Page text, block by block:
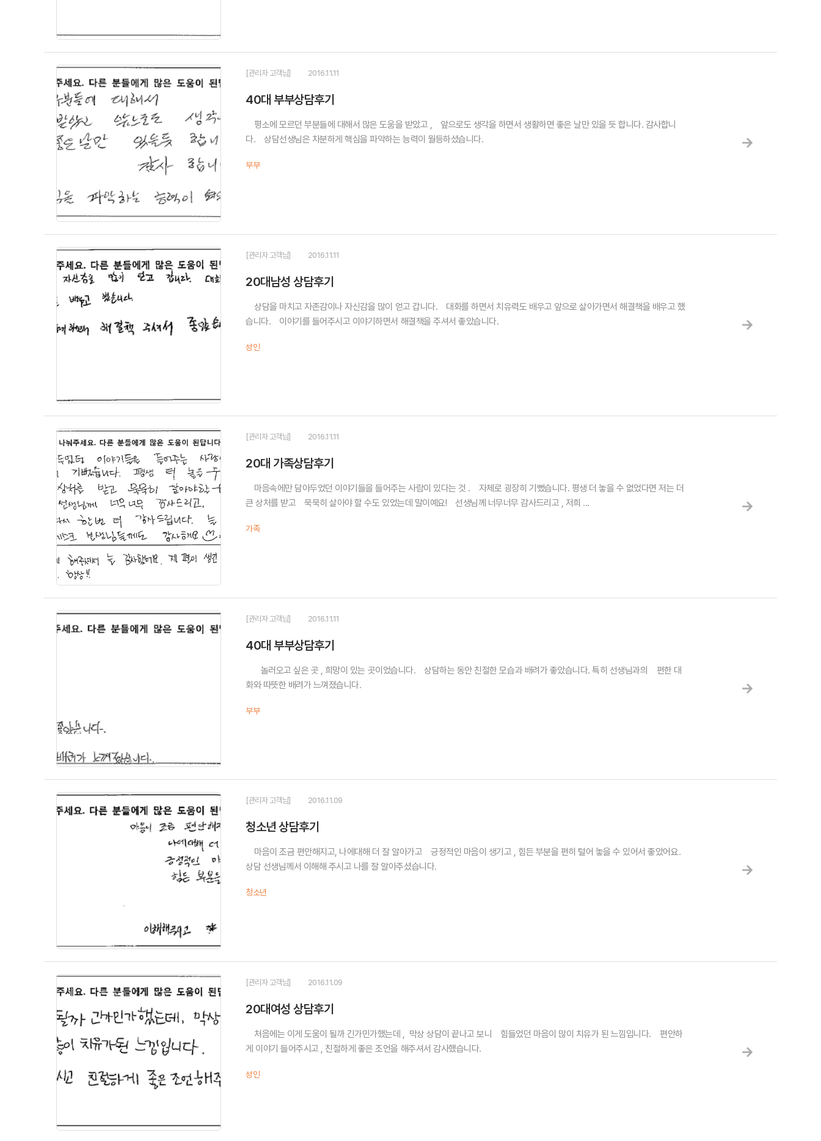
[관리자 고객님] 2016.11.11
40대 부부상담후기
평소에 모르던 부분들에 대해서 많은 도움을 받았고 , 앞으로도 생각을 하면서 생활하면 좋은 날만 있을 듯 합니다. 감사합니
다. 상담선생님은 차분하게 핵심을 파악하는 능력이 월등하셨습니다.
부부
[관리자 고객님] 2016.11.11
20대남성 상담후기
상담을 마치고 자존감이나 자신감을 많이 얻고 갑니다. 대화를 하면서 치유력도 배우고 앞으로 살아가면서 해결책을 배우고 했
습니다. 이야기를 들어주시고 이야기하면서 해결책을 주셔서 좋았습니다.
성인
[관리자 고객님] 2016.11.11
20대 가족상담후기
마음속에만 담아두었던 이야기들을 들어주는 사람이 있다는 것 . 자체로 굉장히 기뻤습니다. 평생 더 놓을 수 없었다면 저는 더
큰 상처를 받고 묵묵히 살아야 할 수도 있었는데 말이예요! 선생님께 너무너무 감사드리고 , 저희 ...
가족
[관리자 고객님] 2016.11.11
40대 부부상담후기
놀러오고 싶은 곳 , 희망이 있는 곳이었습니다. 상담하는 동안 친절한 모습과 배려가 좋았습니다. 특히 선생님과의 편한 대
화와 따뜻한 배려가 느껴졌습니다.
부부
[관리자 고객님] 2016.11.09
청소년 상담후기
마음이 조금 편안해지고, 나에대해 더 잘 알아가고 긍정적인 마음이 생기고 , 힘든 부분을 편히 털어 놓을 수 있어서 좋았어요.
상담 선생님께서 이해해 주시고 나를 잘 알아주셨습니다.
청소년
[관리자 고객님] 2016.11.09
20대여성 상담후기
처음에는 이게 도움이 될까 긴가민가했는데 , 막상 상담이 끝나고 보니 힘들었던 마음이 많이 치유가 된 느낌입니다. 편안하
게 이야기 들어주시고 , 친절하게 좋은 조언을 해주셔서 감사했습니다.
성인